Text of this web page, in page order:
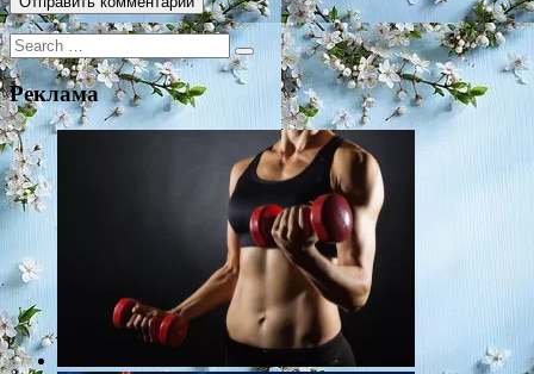
Search
for:
Реклама